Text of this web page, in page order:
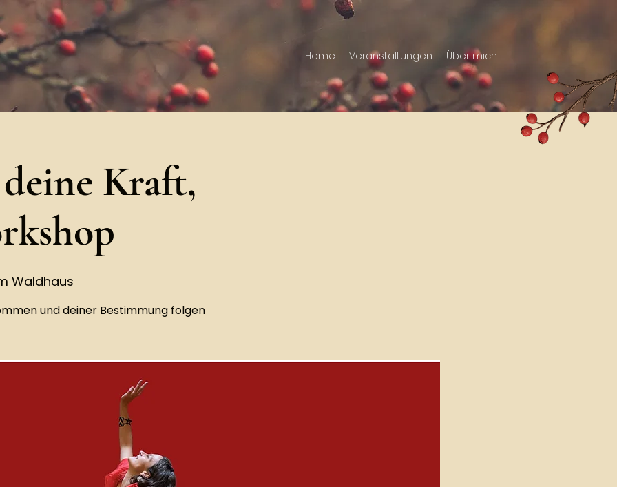
Home Veranstaltungen Über mich
Kraft,
Waldhaus
und deiner Bestimmung folgen